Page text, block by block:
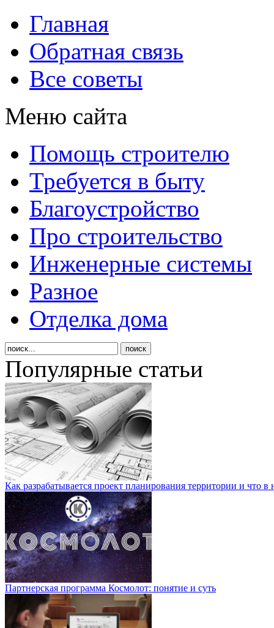
Главная
Обратная связь
Все советы
Меню сайта
Помощь строителю
Требуется в быту
Благоустройство
Про строительство
Инженерные системы
Разное
Отделка дома
Популярные статьи
Как разрабатывается проект планирования территории и что в
Партнерская программа Космолот: понятие и суть